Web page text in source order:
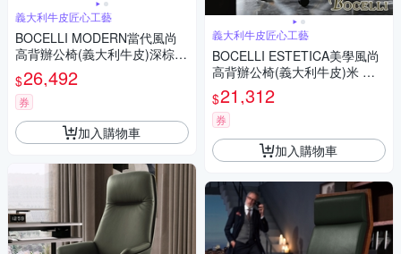
義大利牛皮匠心工藝
BOCELLI MODERN當代風尚
高背辦公椅(義大利牛皮)深棕
W85*D71*H124~131 cm
$26,492
券
加入購物車
義大利牛皮匠心工藝
BOCELLI ESTETICA美學風尚
高背辦公椅(義大利牛皮)米 W7
1*D71*H120~126.5 cm
$21,312
券
加入購物車